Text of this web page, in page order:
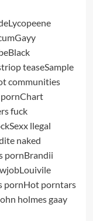
teaseSample
communities
fuck
llegal
naked
pornBrandii
pornHot porntars
holmes gaay